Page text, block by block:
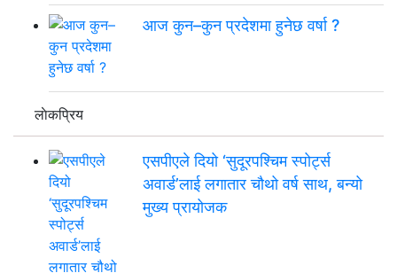
आज कुन–कुन प्रदेशमा हुनेछ वर्षा ?
लाेकप्रिय
एसपीएले दियो ‘सुदूरपश्चिम स्पोर्ट्स
अवार्ड’लाई लगातार चौथो वर्ष साथ, बन्यो
मुख्य प्रायोजक